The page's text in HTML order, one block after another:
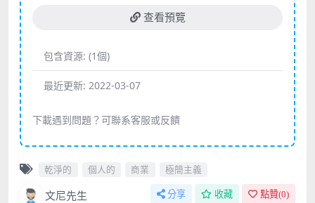
查看預覽
包含資源: (1個)
最近更新: 2022-03-07
下載遇到問題？可聯系客服或反饋
乾淨的 個人的 商業 極簡主義
文尼先生 分享 收藏 點贊(0)